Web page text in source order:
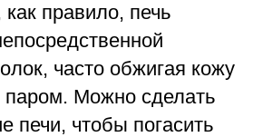
правило, печь
часто обжигая кожу
паром. Можно сделать
печи, чтобы погасить